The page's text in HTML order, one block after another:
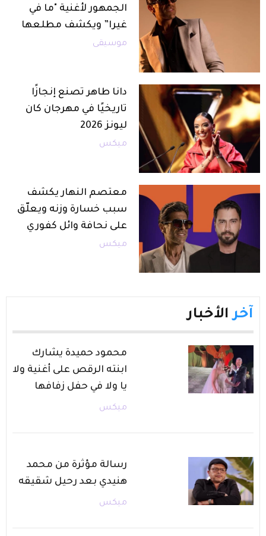
الجمهور لأغنية "ما في
غيرا” ويكشف مطلعها
موسيقى
دانا طاهر تصنع إنجازًا
تاريخيًا في مهرجان كان
ليونز 2026
ميكس
معتصم النهار يكشف
سبب خسارة وزنه ويعلّق
على نحافة وائل كفوري
ميكس
آخر الأخبار
محمود حميدة يشارك
ابنته الرقص على أغنية ولا
يا ولا في حفل زفافها
ميكس
رسالة مؤثرة من محمد
هنيدي بعد رحيل شقيقه
ميكس